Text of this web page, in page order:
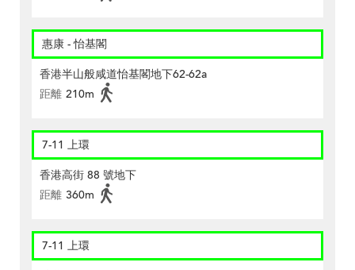
惠康 - 怡基閣
香港半山般咸道怡基閣地下62-62a
距離 210m
7-11 上環
香港高街 88 號地下
距離 360m
7-11 上環